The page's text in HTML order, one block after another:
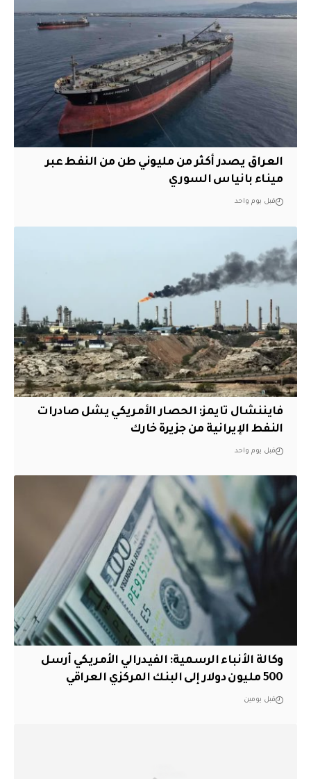
العراق يصدر أكثر من مليوني طن من النفط عبر
ميناء بانياس السوري
قبل يوم واحد
فايننشال تايمز: الحصار الأمريكي يشل صادرات
النفط الإيرانية من جزيرة خارك
قبل يوم واحد
وكالة الأنباء الرسمية: الفيدرالي الأمريكي أرسل
500 مليون دولار إلى البنك المركزي العراقي
قبل يومين